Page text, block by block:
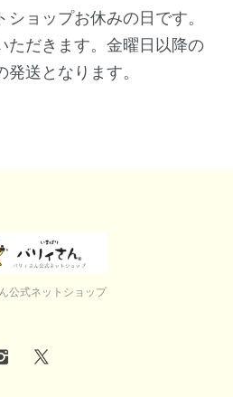
ョップお休みの日です。
ただきます。金曜日以降の
送となります。
公式ネットショップ